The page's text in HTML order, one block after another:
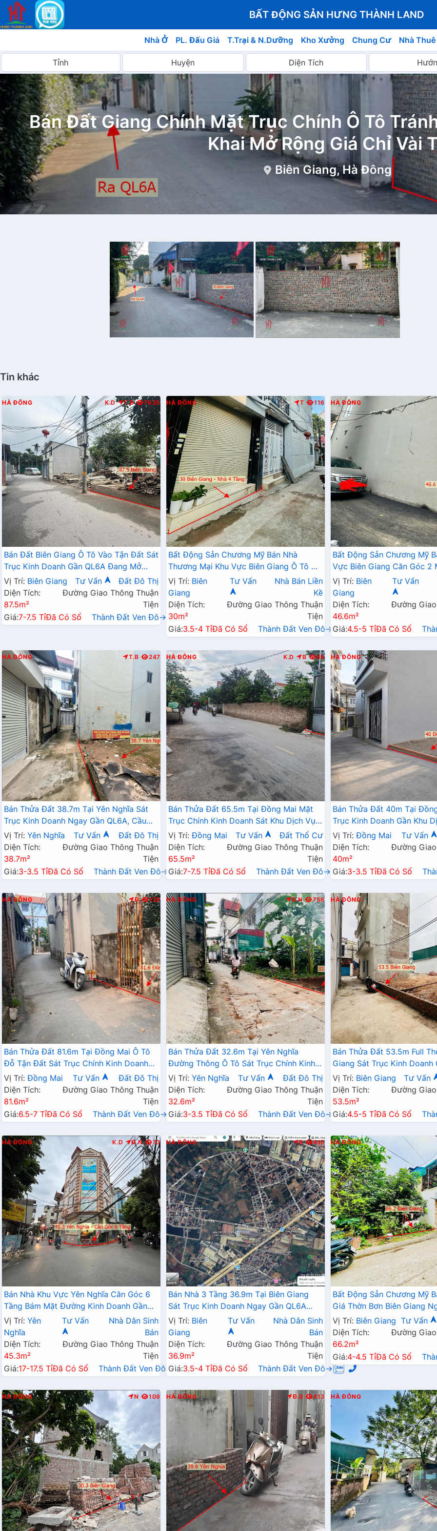
BẤT ĐỘNG SẢN HƯNG THÀNH LAND
Nhà Ở PL. Đấu Giá T.Trại & N.Dưỡng Kho Xưởng Chung Cư Nhà Thuê
Bán Đất Giang Chính Mặt Trục Chính Ô Tô
Khai Mở Rộng Giá Chỉ Vài
Biên Giang, Hà Đông
Tin khác
HÀ ĐÔNG K.D T.B 7635
Bán Đất Biên Giang Ô Tô Vào Tận Đất Sát
Trục Kinh Doanh Gần QL6A Đang Mở
Rộng
Vị Trí: Biên Giang Tư Vấn
Đất Đô Thị
Diện Tích:
87.5m²
Đường Giao Thông Thuận
Tiện
Giá:7-7.5 TỉĐã Có Sổ Thành Đất Ven Đô→
HÀ ĐÔNG T 116
Bất Động Sản Chương Mỹ Bán Nhà
Thương Mại Khu Vực Biên Giang Ô Tô Đỗ
Tận Cửa Gần Trục Chính Kinh Doanh
Vị Trí: Biên
Giang
Tư Vấn
Nhà Bán Liền
Kề
Diện Tích:
30m²
Đường Giao Thông Thuận
Tiện
Giá:3.5-4 TỉĐã Có Sổ Thành Đất Ven Đô→
HÀ ĐÔNG
Bất Động Sản Chương Mỹ
Vực Biên Giang Căn Góc 2
Tô Đỗ Tận Cửa Gần Trục
Doanh
Vị Trí: Biên
Giang
Tư Vấn
Diện Tích:
46.6m²
Đường
Giá:4.5-5 TỉĐã Có Sổ
HÀ ĐÔNG T.B 247
Bán Thửa Đất 38.7m Tại Yên Nghĩa Sát
Trục Kinh Doanh Ngay Gần QL6A, Cầu
Mai Lĩnh Đang Mở Rộng
Vị Trí: Yên Nghĩa Tư Vấn
Đất Đô Thị
Diện Tích:
38.7m²
Đường Giao Thông Thuận
Tiện
Giá:3-3.5 TỉĐã Có Sổ Thành Đất Ven Đô→
HÀ ĐÔNG K.D B 86
Bán Thửa Đất 65.5m Tại Đồng Mai Mặt
Trục Chính Kinh Doanh Sát Khu Dịch Vụ
Sinh Thái Đồng Mai
Vị Trí: Đồng Mai Tư Vấn
Đất Thổ Cư
Diện Tích:
65.5m²
Đường Giao Thông Thuận
Tiện
Giá:7-7.5 TỉĐã Có Sổ Thành Đất Ven Đô→
HÀ ĐÔNG
Bán Thửa Đất 40m Tại
Trục Kinh Doanh Gần Khu
Thái Đồng Mai
Vị Trí: Đồng Mai Tư Vấn
Diện Tích:
40m²
Đường
Giá:3-3.5 TỉĐã Có Sổ
HÀ ĐÔNG Đ 128
Bán Thửa Đất 81.6m Tại Đồng Mai Ô Tô
Đỗ Tận Đất Sát Trục Chính Kinh Doanh
Ngay Gần Khu Dịch Vụ Sinh Thái
Vị Trí: Đồng Mai Tư Vấn
Đất Đô Thị
Diện Tích:
81.6m²
Đường Giao Thông Thuận
Tiện
Giá:6.5-7 TỉĐã Có Sổ Thành Đất Ven Đô→
HÀ ĐÔNG Đ.N 758
Bán Thửa Đất 32.6m Tại Yên Nghĩa
Đường Thông Ô Tô Sát Trục Chính Kinh
Doanh Gần QL6A , Cầu Mai Lĩnh Mở Rộng
Vị Trí: Yên Nghĩa Tư Vấn
Đất Đô Thị
Diện Tích:
32.6m²
Đường Giao Thông Thuận
Tiện
Giá:3-3.5 TỉĐã Có Sổ Thành Đất Ven Đô→
HÀ ĐÔNG
Bán Thửa Đất 53.5m Full
Giang Sát Trục Kinh Doanh
Đang Triển Khai Mở Rộng
Vị Trí: Biên Giang Tư Vấn
Diện Tích:
53.5m²
Đường
Giá:4.5-5 TỉĐã Có Sổ
HÀ ĐÔNG K.D Đ.N 73
Bán Nhà Khu Vực Yên Nghĩa Căn Góc 6
Tầng Bám Mặt Đường Kinh Doanh Gần
QL6A Cạnh Bến Xe Yên Nghĩa
Vị Trí: Yên
Nghĩa
Tư Vấn
Nhà Dân Sinh
Bán
Diện Tích:
45.3m²
Đường Giao Thông Thuận
Tiện
Giá:17-17.5 TỉĐã Có Sổ Thành Đất Ven Đô→
HÀ ĐÔNG B 415
Bán Nhà 3 Tầng 36.9m Tại Biên Giang
Sát Trục Kinh Doanh Ngay Gần QL6A
Đang Triển Khai Mở Rộng
Vị Trí: Biên
Giang
Tư Vấn
Nhà Dân Sinh
Bán
Diện Tích:
36.9m²
Đường Giao Thông Thuận
Tiện
Giá:3.5-4 TỉĐã Có Sổ Thành Đất Ven Đô→
HÀ ĐÔNG
Bất Động Sản Chương Mỹ
Giá Thờn Bơn Biên Giang
Cầu Mai Lĩnh Đang Triển
Vị Trí: Biên Giang Tư Vấn
Diện Tích:
66.2m²
Đường
Giá:4-4.5 TỉĐã Có Sổ
HÀ ĐÔNG N 109 HÀ ĐÔNG Đ.B 413 HÀ ĐÔNG